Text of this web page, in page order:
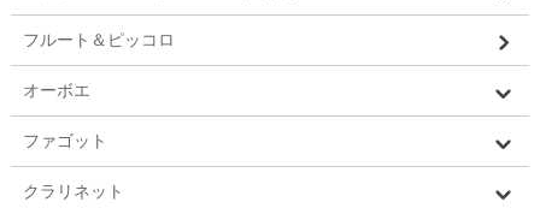
フルート＆ピッコロ
オーボエ
ファゴット
クラリネット